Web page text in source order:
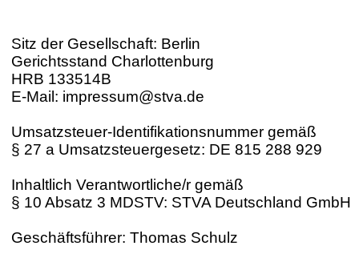
Sitz der Gesellschaft: Berlin
Gerichtsstand Charlottenburg
HRB 133514B
E-Mail: impressum@stva.de
Umsatzsteuer-Identifikationsnummer gemäß
§ 27 a Umsatzsteuergesetz: DE 815 288 929
Inhaltlich Verantwortliche/r gemäß
§ 10 Absatz 3 MDSTV: STVA Deutschland GmbH
Geschäftsführer: Thomas Schulz